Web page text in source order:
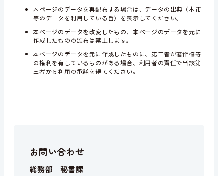
本ページのデータを再配布する場合は、データの出典（本市
等のデータを利用している旨）を表示してください。
本ページのデータを改変したもの、本ページのデータを元に
作成したものの頒布は禁止します。
本ページのデータを元に作成したものに、第三者が著作権等
の権利を有しているものがある場合、利用者の責任で当該第
三者から利用の承諾を得てください。
お問い合わせ
総務部 秘書課